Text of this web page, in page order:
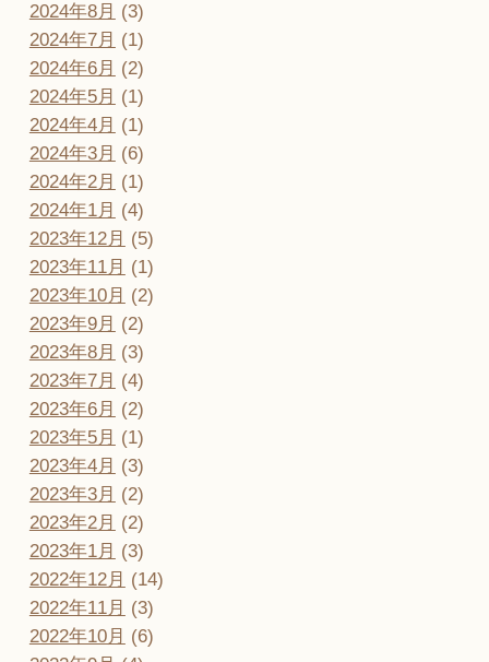
2024年8月 (3)
2024年7月 (1)
2024年6月 (2)
2024年5月 (1)
2024年4月 (1)
2024年3月 (6)
2024年2月 (1)
2024年1月 (4)
2023年12月 (5)
2023年11月 (1)
2023年10月 (2)
2023年9月 (2)
2023年8月 (3)
2023年7月 (4)
2023年6月 (2)
2023年5月 (1)
2023年4月 (3)
2023年3月 (2)
2023年2月 (2)
2023年1月 (3)
2022年12月 (14)
2022年11月 (3)
2022年10月 (6)